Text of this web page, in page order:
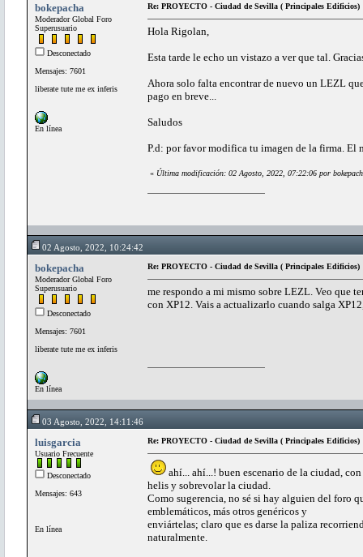
bokepacha
Moderador Global Foro
Superusuario
Desconectado
Mensajes: 7601
liberate tute me ex inferis
En línea
Re: PROYECTO - Ciudad de Sevilla ( Principales Edificios)
Hola Rigolan,
Esta tarde le echo un vistazo a ver que tal.
Ahora solo falta encontrar de nuevo un LEZL
pago en breve...
Saludos
P.d: por favor modifica tu imagen de la firma.
« Última modificación: 02 Agosto, 2022, 07:22:06 por
02 Agosto, 2022, 10:24:42
bokepacha
Moderador Global Foro
Superusuario
Desconectado
Mensajes: 7601
liberate tute me ex inferis
En línea
Re: PROYECTO - Ciudad de Sevilla ( Principales Edificios)
me respondo a mi mismo sobre LEZL. Veo que
con XP12. Vais a actualizarlo cuando salga
03 Agosto, 2022, 14:11:46
luisgarcia
Usuario Frecuente
Desconectado
Mensajes: 643
En línea
Re: PROYECTO - Ciudad de Sevilla ( Principales Edificios)
ahí... ahí...! buen escenario de la ciudad,
helis y sobrevolar la ciudad.
Como sugerencia, no sé si hay alguien del foro
emblemáticos, más otros genéricos y
enviártelas; claro que es darse la paliza
naturalmente.